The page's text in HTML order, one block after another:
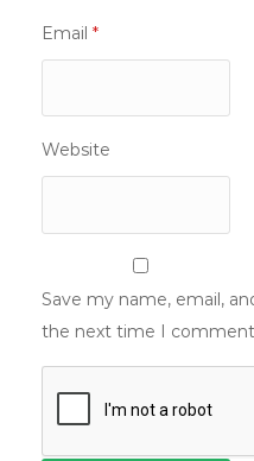
Email *
Website
Save my name, email,
the next time I